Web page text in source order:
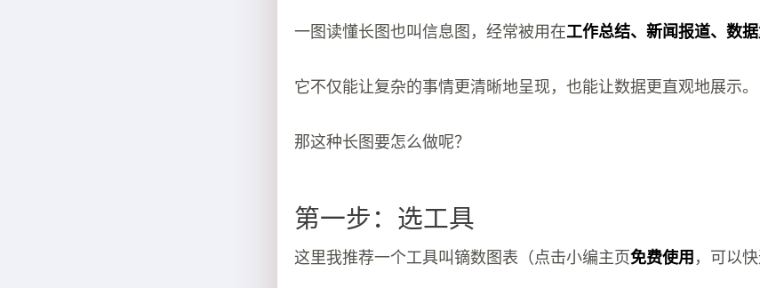
一图读懂长图也叫信息图，经常被用在工作总结、新闻报道、数
它不仅能让复杂的事情更清晰地呈现，也能让数据更直观地展示。
那这种长图要怎么做呢？
第一步：选工具
这里我推荐一个工具叫镝数图表（点击小编主页免费使用 ，可以快